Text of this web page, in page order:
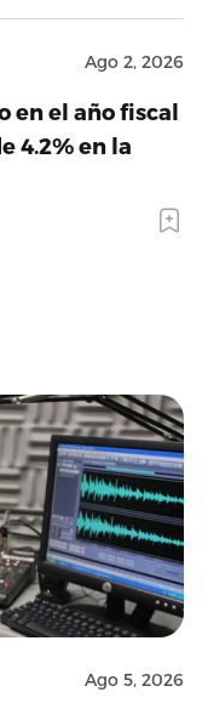
Ago 2, 2026
en el año fiscal
4.2% en la
Ago 5, 2026